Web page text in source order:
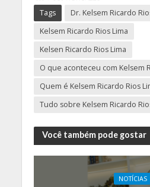
Tags
Dr. Kelsem Ricardo
Kelsem Ricardo Rios Lima
Kelsen Ricardo Rios Lima
O que aconteceu com Kelsem
Quem é Kelsem Ricardo Rios
Tudo sobre Kelsem Ricardo
Você também pode gostar
NOTÍCIAS